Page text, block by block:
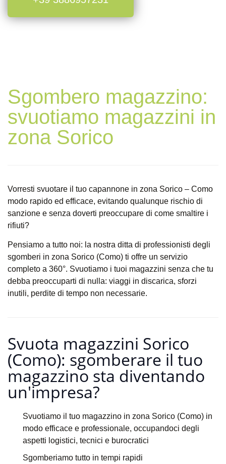
Sgombero magazzino:
svuotiamo magazzini in
zona Sorico
Vorresti svuotare il tuo capannone in zona Sorico – Como
modo rapido ed efficace, evitando qualunque rischio di
sanzione e senza doverti preoccupare di come smaltire i
rifiuti?
Pensiamo a tutto noi: la nostra ditta di professionisti degli
sgomberi in zona Sorico (Como) ti offre un servizio
completo a 360°. Svuotiamo i tuoi magazzini senza che tu
debba preoccuparti di nulla: viaggi in discarica, sforzi
inutili, perdite di tempo non necessarie.
Svuota magazzini Sorico
(Como): sgomberare il tuo
magazzino sta diventando
un'impresa?​
Svuotiamo il tuo magazzino in zona Sorico (Como) in
modo efficace e professionale, occupandoci degli
aspetti logistici, tecnici e burocratici
Sgomberiamo tutto in tempi rapidi